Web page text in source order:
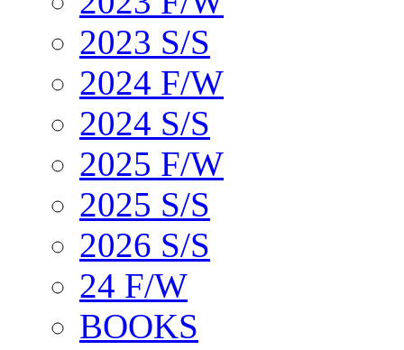
2023 S/S
2024 F/W
2024 S/S
2025 F/W
2025 S/S
2026 S/S
24 F/W
BOOKS